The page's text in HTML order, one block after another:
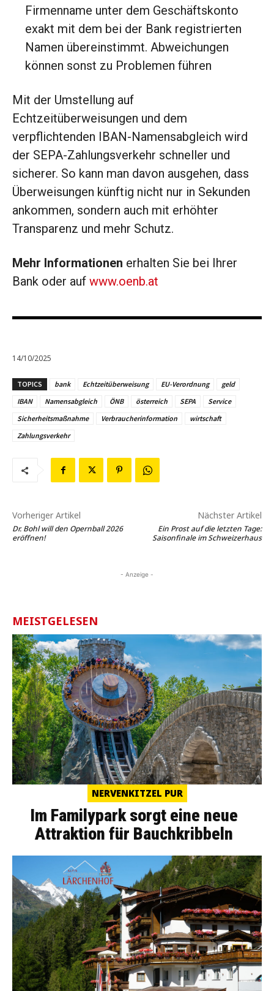
Firmenname unter dem Geschäftskonto
exakt mit dem bei der Bank registrierten
Namen übereinstimmt. Abweichungen
können sonst zu Problemen führen
Mit der Umstellung auf
Echtzeitüberweisungen und dem
verpflichtenden IBAN-Namensabgleich wird
der SEPA-Zahlungsverkehr schneller und
sicherer. So kann man davon ausgehen, dass
Überweisungen künftig nicht nur in Sekunden
ankommen, sondern auch mit erhöhter
Transparenz und mehr Schutz.
Mehr Informationen erhalten Sie bei Ihrer
Bank oder auf www.oenb.at
14/10/2025
TOPICS bank Echtzeitüberweisung EU-Verordnung
geld
IBAN
Namensabgleich ÖNB österreich SEPA
Service
Sicherheitsmaßnahme
Verbraucherinformation
wirtschaft
Zahlungsverkehr
Vorheriger Artikel
Dr. Bohl will den Opernball 2026
eröffnen!
Nächster Artikel
Ein Prost auf die letzten Tage:
Saisonfinale im Schweizerhaus
- Anzeige -
MEISTGELESEN
NERVENKITZEL PUR
Im Familypark sorgt eine neue
Attraktion für Bauchkribbeln